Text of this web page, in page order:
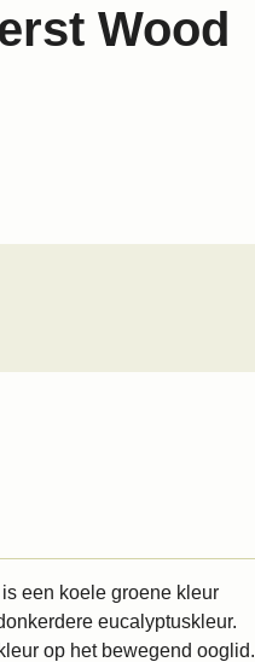
Wood
een koele groene kleur
eucalyptuskleur.
op het bewegend ooglid.